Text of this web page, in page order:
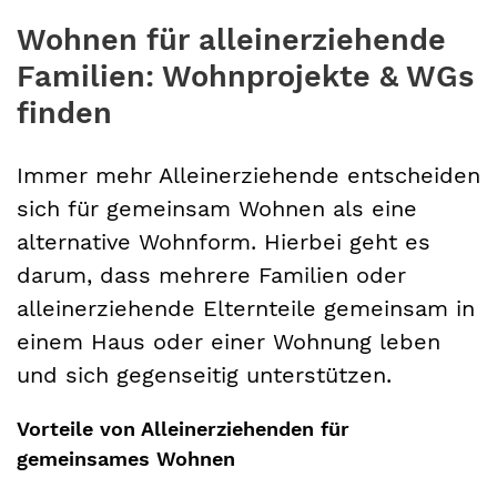
Wohnen für alleinerziehende
Familien: Wohnprojekte & WGs
finden
Immer mehr Alleinerziehende entscheiden
sich für gemeinsam Wohnen als eine
alternative Wohnform. Hierbei geht es
darum, dass mehrere Familien oder
alleinerziehende Elternteile gemeinsam in
einem Haus oder einer Wohnung leben
und sich gegenseitig unterstützen.
Vorteile von Alleinerziehenden für
gemeinsames Wohnen